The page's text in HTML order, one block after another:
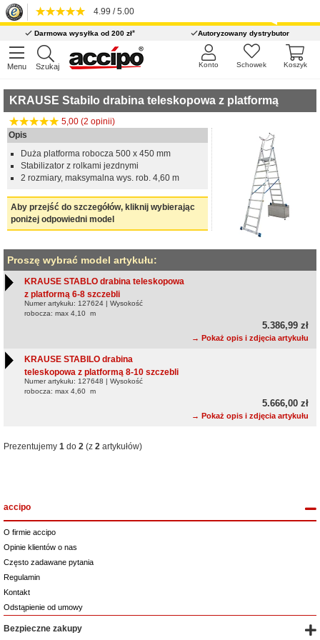
4.99 / 5.00
Darmowa wysyłka od 200 zł* Autoryzowany dystrybutor
Menu Szukaj Koszyk
Schowek
Konto
KRAUSE Stabilo drabina teleskopowa z platformą
5,00 (2 opinii)
Opis
Duża platforma robocza 500 x 450 mm
Stabilizator z rolkami jezdnymi
2 rozmiary, maksymalna wys. rob. 4,60 m
Aby przejść do szczegółów, kliknij wybierając
poniżej odpowiedni model
Proszę wybrać model artykułu:
KRAUSE STABLO drabina teleskopowa
z platformą 6-8 szczebli
Numer artykułu: 127624 | Wysokość
robocza: max 4,10 m
5.386,99 zł
→ Pokaż opis i zdjęcia artykułu
KRAUSE STABILO drabina
teleskopowa z platformą 8-10 szczebli
Numer artykułu: 127648 | Wysokość
robocza: max 4,60 m
5.666,00 zł
→ Pokaż opis i zdjęcia artykułu
Prezentujemy 1 do 2 (z 2 artykułów)
accipo
O firmie accipo
Opinie klientów o nas
Często zadawane pytania
Regulamin
Kontakt
Odstąpienie od umowy
Bezpieczne zakupy